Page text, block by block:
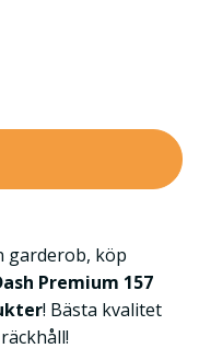
garderob, köp
Premium 157
! Bästa kvalitet